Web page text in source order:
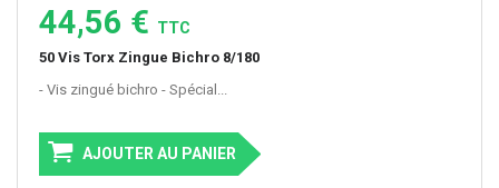
44,56 € TTC
50 Vis Torx Zingue Bichro 8/180
- Vis zingué bichro - Spécial...
AJOUTER AU PANIER